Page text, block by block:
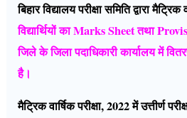
बिहार विद्यालय परीक्षा समिति द्वारा मैट्रिक
विद्यार्थियों का Marks Sheet तथा
जिले के जिला पदाधिकारी कार्यालय में
है।
मैट्रिक वार्षिक परीक्षा, 2022 में उत्तीर्ण